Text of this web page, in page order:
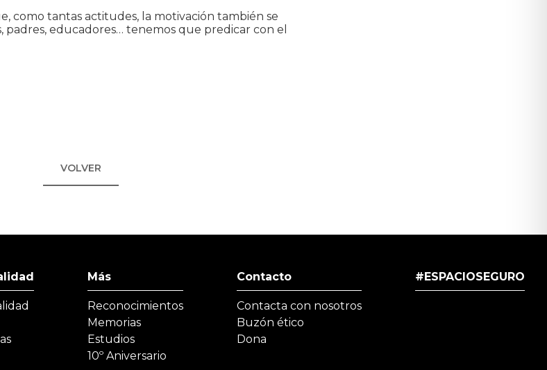
como tantas actitudes, la motivación también se
padres, educadores… tenemos que predicar con el
VOLVER
Más
Reconocimientos
Memorias
Estudios
10º Aniversario
Contacto
Contacta con nosotros
Buzón ético
Dona
#ESPACIOSEGURO